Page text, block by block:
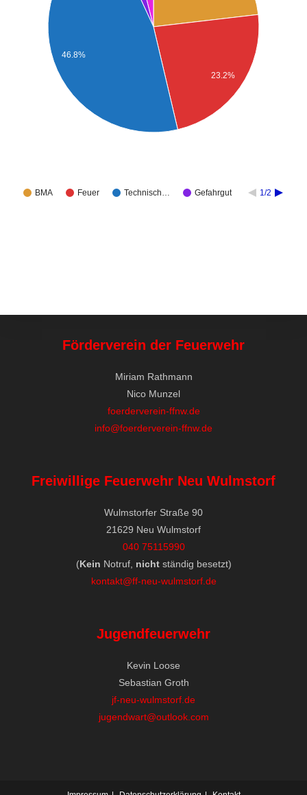
BMA Feuer Technisch… Gefahrgut 1/2
23.2%
46.8%
Förderverein der Feuerwehr
Miriam Rathmann
Nico Munzel
foerderverein-ffnw.de
info@foerderverein-ffnw.de
Freiwillige Feuerwehr Neu Wulmstorf
Wulmstorfer Straße 90
21629 Neu Wulmstorf
040 75115990
(Kein Notruf, nicht ständig besetzt)
kontakt@ff-neu-wulmstorf.de
Jugendfeuerwehr
Kevin Loose
Sebastian Groth
jf-neu-wulmstorf.de
jugendwart@outlook.com